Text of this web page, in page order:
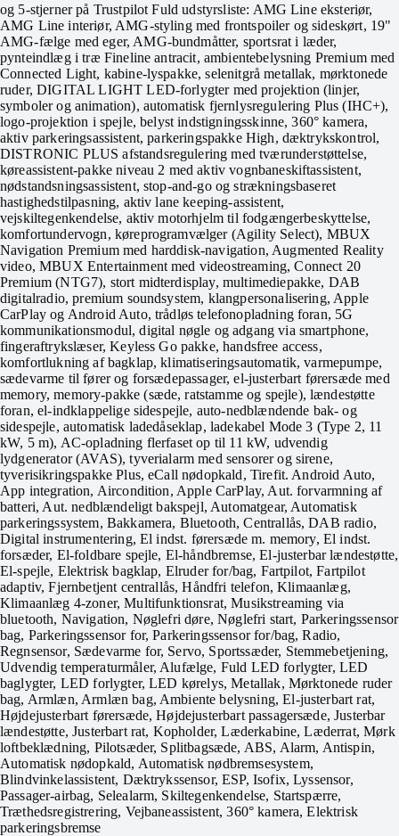
og 5-stjerner på Trustpilot Fuld udstyrsliste: AMG Line eksteriør,
AMG Line interiør, AMG-styling med frontspoiler og sideskørt, 19"
AMG-fælge med eger, AMG-bundmåtter, sportsrat i læder,
pynteindlæg i træ Fineline antracit, ambientebelysning Premium med
Connected Light, kabine-lyspakke, selenitgrå metallak, mørktonede
ruder, DIGITAL LIGHT LED-forlygter med projektion (linjer,
symboler og animation), automatisk fjernlysregulering Plus (IHC+),
logo-projektion i spejle, belyst indstigningsskinne, 360° kamera,
aktiv parkeringsassistent, parkeringspakke High, dæktrykskontrol,
DISTRONIC PLUS afstandsregulering med tværunderstøttelse,
køreassistent-pakke niveau 2 med aktiv vognbaneskiftassistent,
nødstandsningsassistent, stop-and-go og strækningsbaseret
hastighedstilpasning, aktiv lane keeping-assistent,
vejskiltegenkendelse, aktiv motorhjelm til fodgængerbeskyttelse,
komfortundervogn, køreprogramvælger (Agility Select), MBUX
Navigation Premium med harddisk-navigation, Augmented Reality
video, MBUX Entertainment med videostreaming, Connect 20
Premium (NTG7), stort midterdisplay, multimediepakke, DAB
digitalradio, premium soundsystem, klangpersonalisering, Apple
CarPlay og Android Auto, trådløs telefonopladning foran, 5G
kommunikationsmodul, digital nøgle og adgang via smartphone,
fingeraftrykslæser, Keyless Go pakke, handsfree access,
komfortlukning af bagklap, klimatiseringsautomatik, varmepumpe,
sædevarme til fører og forsædepassager, el-justerbart førersæde med
memory, memory-pakke (sæde, ratstamme og spejle), lændestøtte
foran, el-indklappelige sidespejle, auto-nedblændende bak- og
sidespejle, automatisk ladedåseklap, ladekabel Mode 3 (Type 2, 11
kW, 5 m), AC-opladning flerfaset op til 11 kW, udvendig
lydgenerator (AVAS), tyverialarm med sensorer og sirene,
tyverisikringspakke Plus, eCall nødopkald, Tirefit. Android Auto,
App integration, Aircondition, Apple CarPlay, Aut. forvarmning af
batteri, Aut. nedblændeligt bakspejl, Automatgear, Automatisk
parkeringssystem, Bakkamera, Bluetooth, Centrallås, DAB radio,
Digital instrumentering, El indst. førersæde m. memory, El indst.
forsæder, El-foldbare spejle, El-håndbremse, El-justerbar lændestøtte,
El-spejle, Elektrisk bagklap, Elruder for/bag, Fartpilot, Fartpilot
adaptiv, Fjernbetjent centrallås, Håndfri telefon, Klimaanlæg,
Klimaanlæg 4-zoner, Multifunktionsrat, Musikstreaming via
bluetooth, Navigation, Nøglefri døre, Nøglefri start, Parkeringssensor
bag, Parkeringssensor for, Parkeringssensor for/bag, Radio,
Regnsensor, Sædevarme for, Servo, Sportssæder, Stemmebetjening,
Udvendig temperaturmåler, Alufælge, Fuld LED forlygter, LED
baglygter, LED forlygter, LED kørelys, Metallak, Mørktonede ruder
bag, Armlæn, Armlæn bag, Ambiente belysning, El-justerbart rat,
Højdejusterbart førersæde, Højdejusterbart passagersæde, Justerbar
lændestøtte, Justerbart rat, Kopholder, Læderkabine, Læderrat, Mørk
loftbeklædning, Pilotsæder, Splitbagsæde, ABS, Alarm, Antispin,
Automatisk nødopkald, Automatisk nødbremsesystem,
Blindvinkelassistent, Dæktrykssensor, ESP, Isofix, Lyssensor,
Passager-airbag, Selealarm, Skiltegenkendelse, Startspærre,
Træthedsregistrering, Vejbaneassistent, 360° kamera, Elektrisk
parkeringsbremse